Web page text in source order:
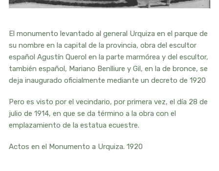
El monumento levantado al general Urquiza en el parque de
su nombre en la capital de la provincia, obra del escultor
español Agustín Querol en la parte marmórea y del escultor,
también español, Mariano Benlliure y Gil, en la de bronce, se
deja inaugurado oficialmente mediante un decreto de 1920
Pero es visto por el vecindario, por primera vez, el día 28 de
julio de 1914, en que se da término a la obra con el
emplazamiento de la estatua ecuestre.
Actos en el Monumento a Urquiza. 1920